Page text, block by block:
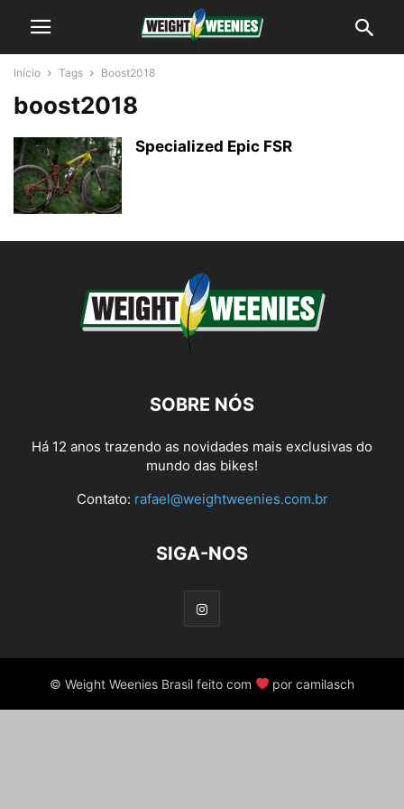
Início Tags Boost2018
boost2018
Specialized Epic FSR
SOBRE NÓS
Há 12 anos trazendo as novidades mais exclusivas do
mundo das bikes!
Contato: rafael@weightweenies.com.br
SIGA-NOS
© Weight Weenies Brasil feito com por camilasch